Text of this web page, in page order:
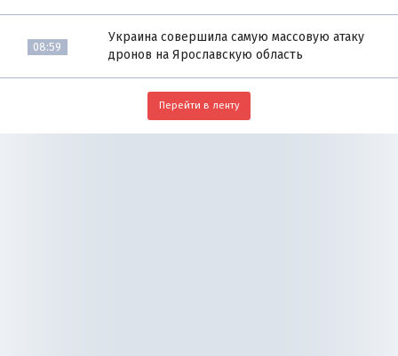
08:59
Украина совершила самую массовую атаку
дронов на Ярославскую область
Перейти в ленту